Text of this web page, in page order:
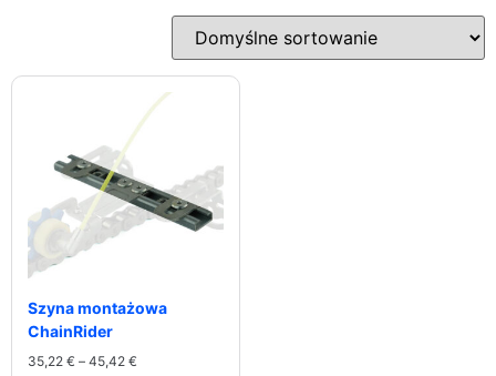
Szyna montażowa
ChainRider
35,22 € – 45,42 €